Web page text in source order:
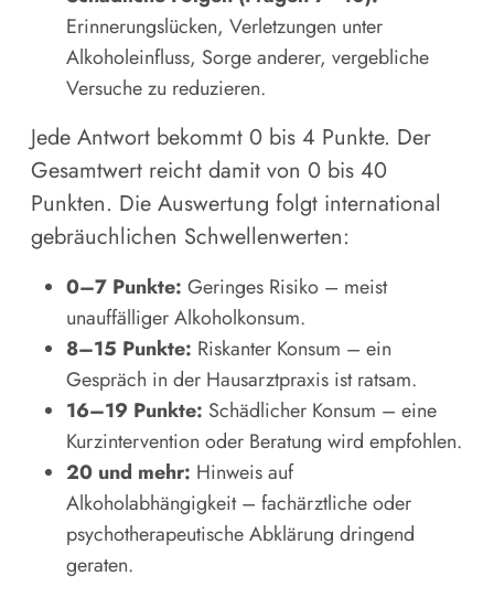
Erinnerungslücken, Verletzungen unter
Alkoholeinfluss, Sorge anderer, vergebliche
Versuche zu reduzieren.
Jede Antwort bekommt 0 bis 4 Punkte. Der
Gesamtwert reicht damit von 0 bis 40
Punkten. Die Auswertung folgt international
gebräuchlichen Schwellenwerten:
0–7 Punkte: Geringes Risiko – meist
unauffälliger Alkoholkonsum.
8–15 Punkte: Riskanter Konsum – ein
Gespräch in der Hausarztpraxis ist ratsam.
16–19 Punkte: Schädlicher Konsum – eine
Kurzintervention oder Beratung wird empfohlen.
20 und mehr: Hinweis auf
Alkoholabhängigkeit – fachärztliche oder
psychotherapeutische Abklärung dringend
geraten.